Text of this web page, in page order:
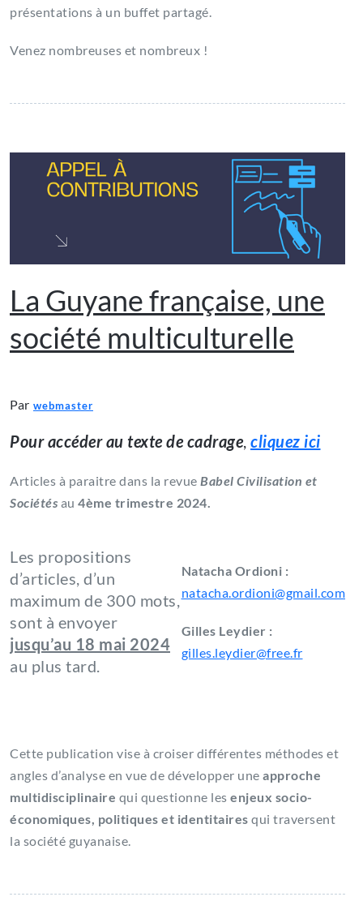
présentations à un buffet partagé.
Venez nombreuses et nombreux !
La Guyane française, une
société multiculturelle
Par webmaster
Pour accéder au texte de cadrage, cliquez ici
Articles à paraitre dans la revue Babel Civilisation et
Sociétés au 4ème trimestre 2024.
Les propositions
d’articles, d’un
maximum de 300 mots,
sont à envoyer
jusqu’au 18 mai 2024
au plus tard.
Natacha Ordioni :
natacha.ordioni@gmail.com
Gilles Leydier :
gilles.leydier@free.fr
Cette publication vise à croiser différentes méthodes et
angles d’analyse en vue de développer une approche
multidisciplinaire qui questionne les enjeux socio-
économiques, politiques et identitaires qui traversent
la société guyanaise.